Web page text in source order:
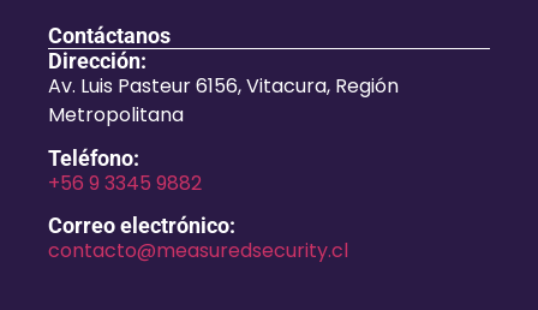
Contáctanos
Dirección:
Av. Luis Pasteur 6156, Vitacura, Región
Metropolitana
Teléfono:
+56 9 3345 9882
Correo electrónico:
contacto@measuredsecurity.cl